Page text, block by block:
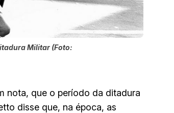
Militar (Foto:
nota, que o período da ditadura
disse que, na época, as